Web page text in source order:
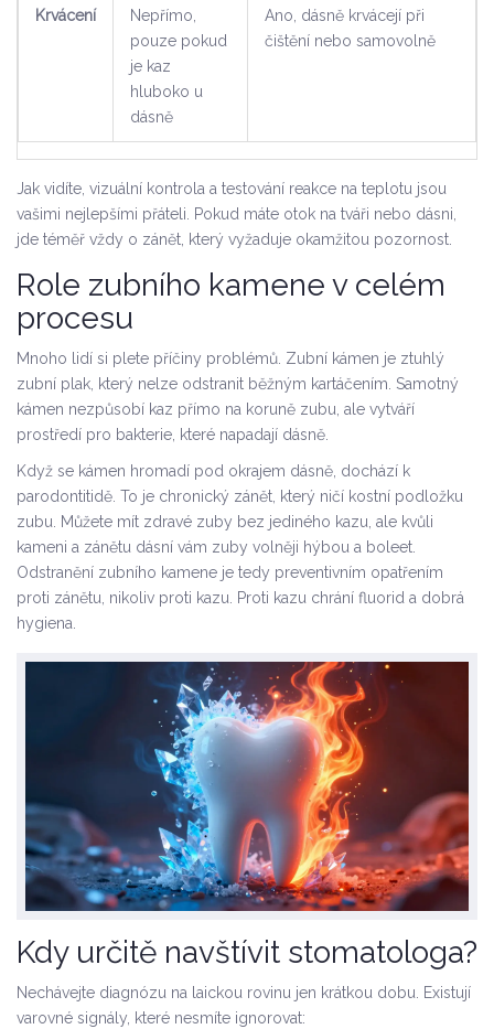
Krvácení
Nepřímo,
pouze pokud
je kaz
hluboko u
dásně
Ano, dásně krvácejí při
čištění nebo samovolně
Jak vidíte, vizuální kontrola a testování reakce na teplotu jsou
vašimi nejlepšími přáteli. Pokud máte otok na tváři nebo dásni,
jde téměř vždy o zánět, který vyžaduje okamžitou pozornost.
Role zubního kamene v celém
procesu
Mnoho lidí si plete příčiny problémů. Zubní kámen je ztuhlý
zubní plak, který nelze odstranit běžným kartáčením. Samotný
kámen nezpůsobí kaz přímo na koruně zubu, ale vytváří
prostředí pro bakterie, které napadají dásně.
Když se kámen hromadí pod okrajem dásně, dochází k
parodontitidě. To je chronický zánět, který ničí kostní podložku
zubu. Můžete mít zdravé zuby bez jediného kazu, ale kvůli
kameni a zánětu dásní vám zuby volněji hýbou a boleet.
Odstranění zubního kamene je tedy preventivním opatřením
proti zánětu, nikoliv proti kazu. Proti kazu chrání fluorid a dobrá
hygiena.
Kdy určitě navštívit stomatologa?
Nechávejte diagnózu na laickou rovinu jen krátkou dobu. Existují
varovné signály, které nesmíte ignorovat: